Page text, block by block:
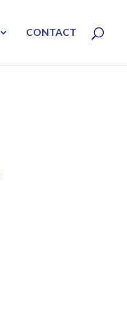
CONTACT